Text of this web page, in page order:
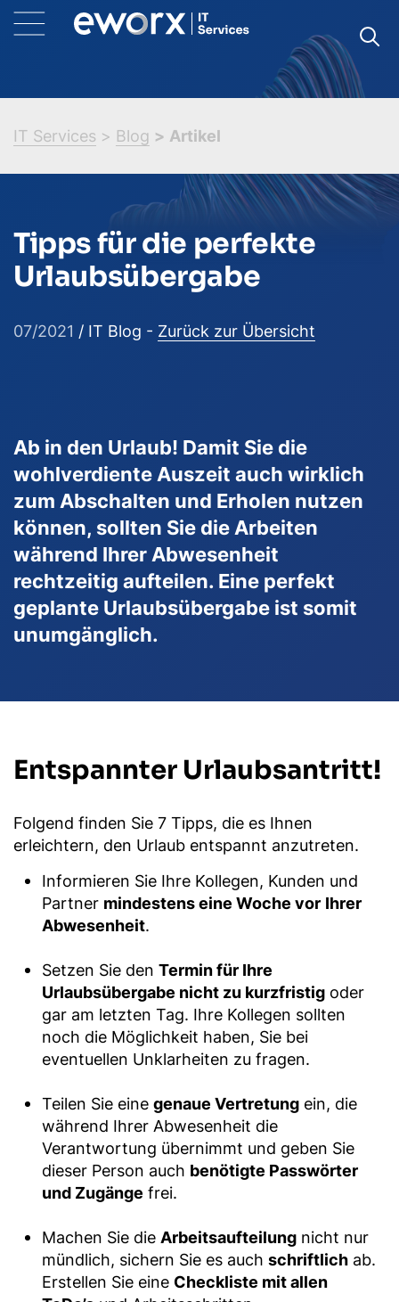
IT Services Blog Artikel
Tipps für die perfekte
Urlaubsübergabe
07/2021 / IT Blog - Zurück zur Übersicht
Ab in den Urlaub! Damit Sie die
wohlverdiente Auszeit auch wirklich
zum Abschalten und Erholen nutzen
können, sollten Sie die Arbeiten
während Ihrer Abwesenheit
rechtzeitig aufteilen. Eine perfekt
geplante Urlaubsübergabe ist somit
unumgänglich.
Entspannter Urlaubsantritt!
Folgend finden Sie 7 Tipps, die es Ihnen
erleichtern, den Urlaub entspannt anzutreten.
Informieren Sie Ihre Kollegen, Kunden und
Partner mindestens eine Woche vor Ihrer
Abwesenheit.
Setzen Sie den Termin für Ihre
Urlaubsübergabe nicht zu kurzfristig oder
gar am letzten Tag. Ihre Kollegen sollten
noch die Möglichkeit haben, Sie bei
eventuellen Unklarheiten zu fragen.
Teilen Sie eine genaue Vertretung ein, die
während Ihrer Abwesenheit die
Verantwortung übernimmt und geben Sie
dieser Person auch benötigte Passwörter
und Zugänge frei.
Machen Sie die Arbeitsaufteilung nicht nur
mündlich, sichern Sie es auch schriftlich ab.
Erstellen Sie eine Checkliste mit allen